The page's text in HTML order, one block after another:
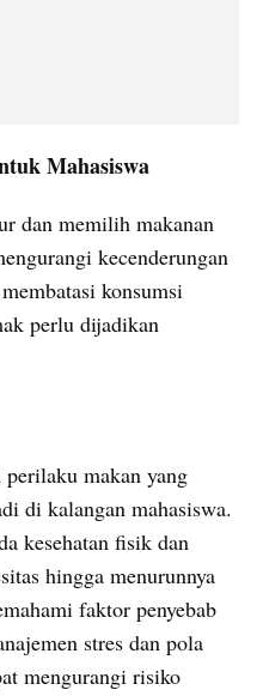
Mahasiswa
dan memilih makanan
kecenderungan
konsumsi
perlu dijadikan
makan yang
di kalangan mahasiswa.
kesehatan fisik dan
hingga menurunnya
faktor penyebab
stres dan pola
mengurangi risiko